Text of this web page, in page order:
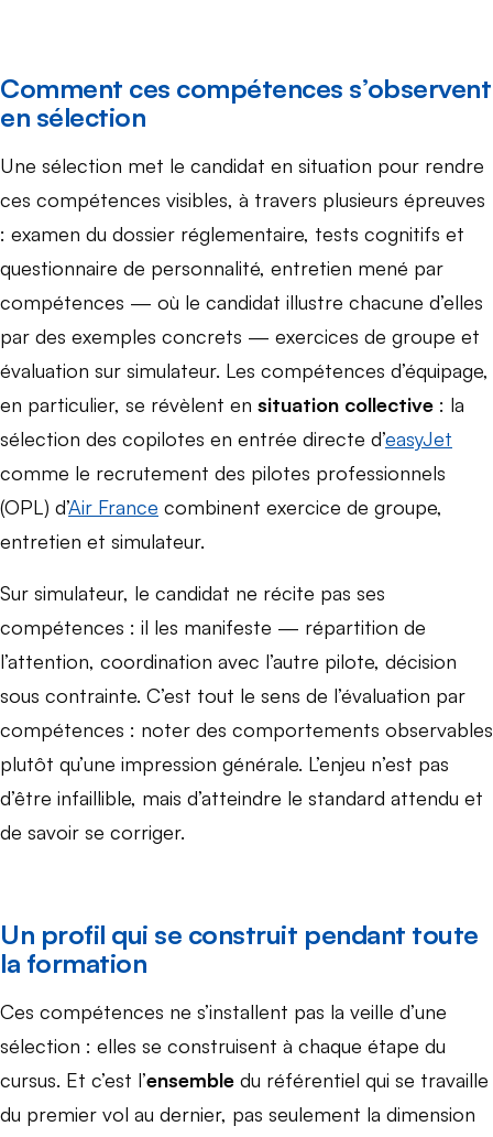
Comment ces compétences s’observent
en sélection
Une sélection met le candidat en situation pour rendre
ces compétences visibles, à travers plusieurs épreuves
: examen du dossier réglementaire, tests cognitifs et
questionnaire de personnalité, entretien mené par
compétences — où le candidat illustre chacune d’elles
par des exemples concrets — exercices de groupe et
évaluation sur simulateur. Les compétences d’équipage,
en particulier, se révèlent en situation collective : la
sélection des copilotes en entrée directe d’easyJet
comme le recrutement des pilotes professionnels
(OPL) d’Air France combinent exercice de groupe,
entretien et simulateur.
Sur simulateur, le candidat ne récite pas ses
compétences : il les manifeste — répartition de
l’attention, coordination avec l’autre pilote, décision
sous contrainte. C’est tout le sens de l’évaluation par
compétences : noter des comportements observables
plutôt qu’une impression générale. L’enjeu n’est pas
d’être infaillible, mais d’atteindre le standard attendu et
de savoir se corriger.
Un profil qui se construit pendant toute
la formation
Ces compétences ne s’installent pas la veille d’une
sélection : elles se construisent à chaque étape du
cursus. Et c’est l’ensemble du référentiel qui se travaille
du premier vol au dernier, pas seulement la dimension